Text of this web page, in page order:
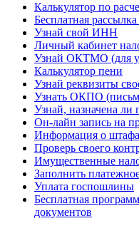
Калькулятор по
Бесплатная
Узнай свой ИНН
Личный кабинет
Узнай ОКТМО (для
Калькулятор пени
Узнай реквизиты
Узнать ОКПО
Узнай, назначена ли
Он-лайн запись на
Информация о
Проверь своего
Имущественные
Заполнить
Уплата госпошлины
Бесплатная
документов